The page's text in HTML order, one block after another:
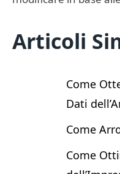
Articoli
Come
Dati
Come
Come